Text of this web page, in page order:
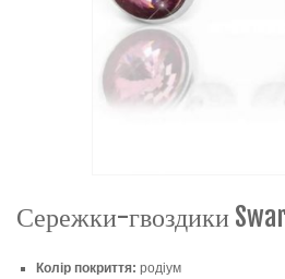
Сережки-гвоздики
Колір покриття: родіум